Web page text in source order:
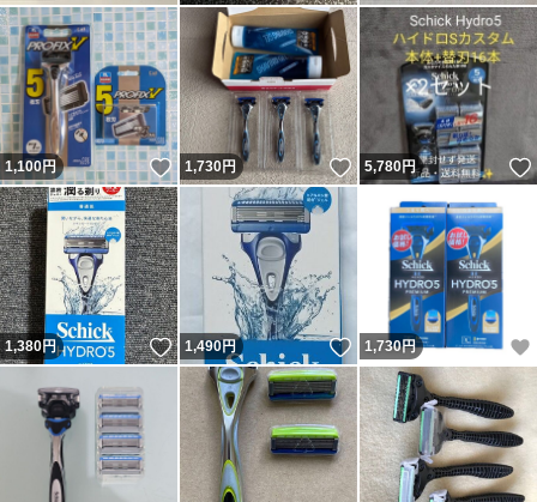
1,100円 いいね！
1,730円 いいね！
5,780円
1,380円 いいね！
1,490円 いいね！
1,730円